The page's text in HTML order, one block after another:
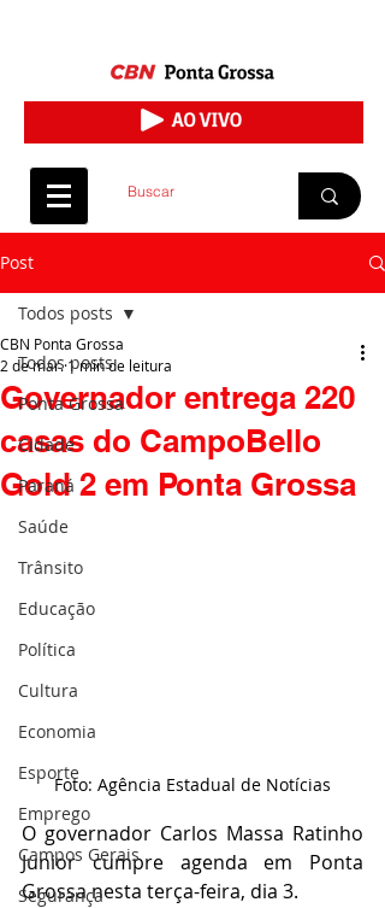
Post
Todos posts
Ponta Grossa
Cidade
Paraná
Saúde
Trânsito
Educação
Política
Cultura
Economia
Esporte
Emprego
Campos Gerais
Segurança
Todos posts
Governador entrega 220
casas do CampoBello
Gold 2 em Ponta Grossa
CBN Ponta Grossa
2 de mar. 1 min de leitura
Foto: Agência Estadual de Notícias
O governador Carlos Massa Ratinho
Junior cumpre agenda em Ponta
Grossa nesta terça-feira, dia 3.